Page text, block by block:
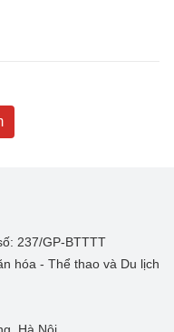
237/GP-BTTTT
hóa - Thể thao và Du lịch
Hà Nội.